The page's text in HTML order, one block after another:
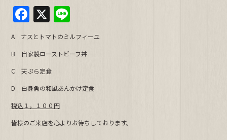
F
a
c
e
b
o
o
k
X
n
e
A ナスとトマトのミルフィーユ
B 自家製ローストビーフ丼
C 天ぷら定食
D 白身魚の和風あんかけ定食
税込１，１００円
皆様のご来店を心よりお待ちしております。